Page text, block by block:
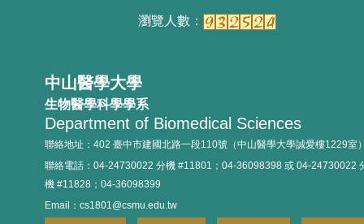
中山醫學大學
生物醫學科學學系
Department of Biomedical Sciences
聯絡地址：402 臺中市建國北路一段110號（中山醫學大學誠愛樓1229室
聯絡電話：04-24730022 分機 #11801；04-36098398 或 04-24730022
機 #11828；04-36098399
Email：cs1801@csmu.edu.tw